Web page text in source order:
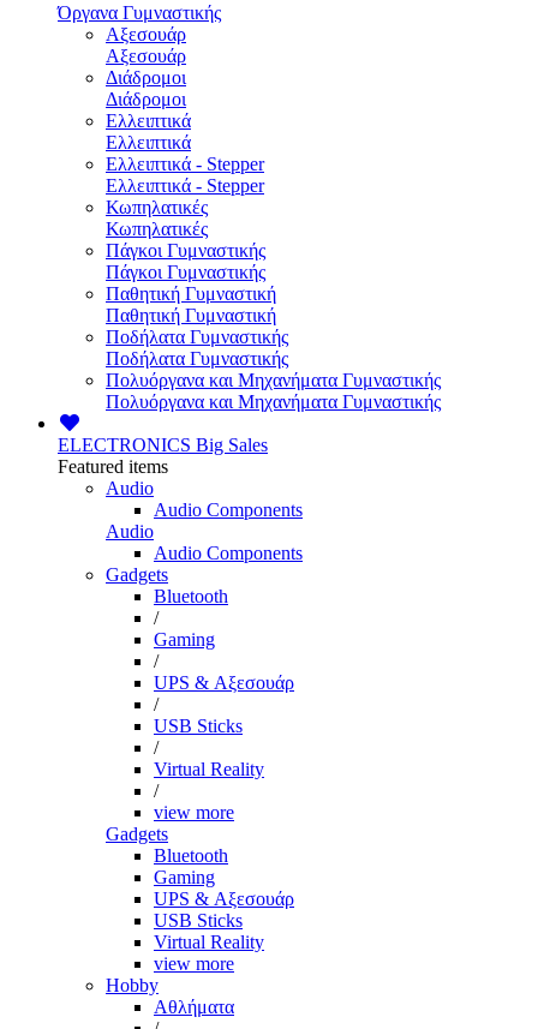
Όργανα Γυμναστικής
Αξεσουάρ
Αξεσουάρ
Διάδρομοι
Διάδρομοι
Ελλειπτικά
Ελλειπτικά
Ελλειπτικά - Stepper
Ελλειπτικά - Stepper
Κωπηλατικές
Κωπηλατικές
Πάγκοι Γυμναστικής
Πάγκοι Γυμναστικής
Παθητική Γυμναστική
Παθητική Γυμναστική
Ποδήλατα Γυμναστικής
Ποδήλατα Γυμναστικής
Πολυόργανα και Μηχανήματα Γυμναστικής
Πολυόργανα και Μηχανήματα Γυμναστικής
ELECTRONICS Big Sales
Featured items
Audio
Audio Components
Audio
Audio Components
Gadgets
Bluetooth
/
Gaming
/
UPS & Αξεσουάρ
/
USB Sticks
/
Virtual Reality
/
view more
Gadgets
Bluetooth
Gaming
UPS & Αξεσουάρ
USB Sticks
Virtual Reality
view more
Hobby
Αθλήματα